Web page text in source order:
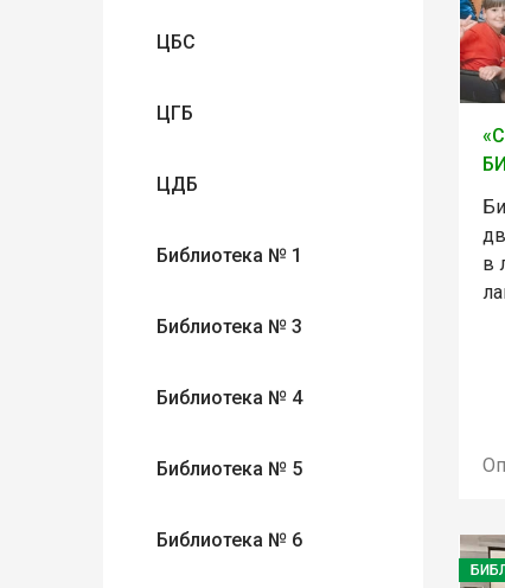
ЦБС
ЦГБ
ЦДБ
Библиотека № 1
Библиотека № 3
Библиотека № 4
Библиотека № 5
Библиотека № 6
в